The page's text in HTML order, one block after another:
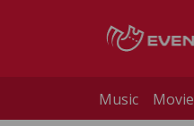
Music Movie